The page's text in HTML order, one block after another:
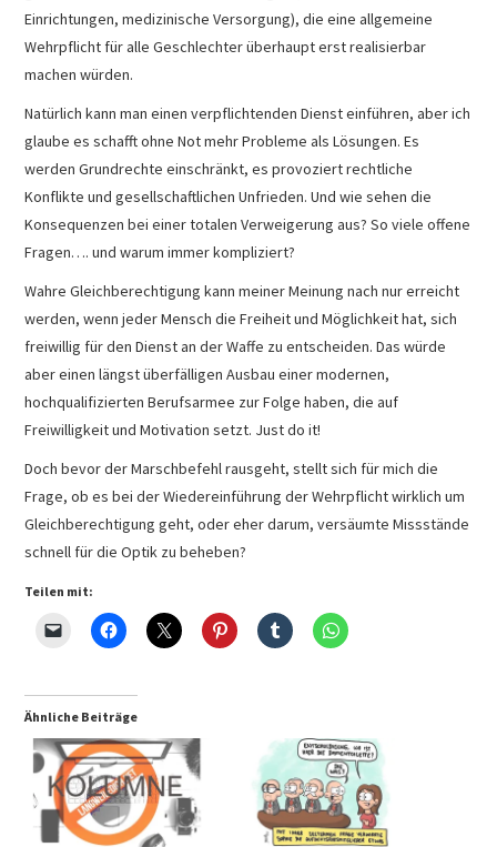
Einrichtungen, medizinische Versorgung), die eine allgemeine
Wehrpflicht für alle Geschlechter überhaupt erst realisierbar
machen würden.
Natürlich kann man einen verpflichtenden Dienst einführen, aber ich
glaube es schafft ohne Not mehr Probleme als Lösungen. Es
werden Grundrechte einschränkt, es provoziert rechtliche
Konflikte und gesellschaftlichen Unfrieden. Und wie sehen die
Konsequenzen bei einer totalen Verweigerung aus? So viele offene
Fragen…. und warum immer kompliziert?
Wahre Gleichberechtigung kann meiner Meinung nach nur erreicht
werden, wenn jeder Mensch die Freiheit und Möglichkeit hat, sich
freiwillig für den Dienst an der Waffe zu entscheiden. Das würde
aber einen längst überfälligen Ausbau einer modernen,
hochqualifizierten Berufsarmee zur Folge haben, die auf
Freiwilligkeit und Motivation setzt. Just do it!
Doch bevor der Marschbefehl rausgeht, stellt sich für mich die
Frage, ob es bei der Wiedereinführung der Wehrpflicht wirklich um
Gleichberechtigung geht, oder eher darum, versäumte Missstände
schnell für die Optik zu beheben?
Teilen mit:
Ähnliche Beiträge